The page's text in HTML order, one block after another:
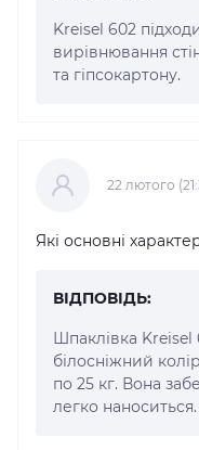
Kreisel 602
вирівнювання
та гіпсокартону.
22 лютого
Які основні
ВІДПОВІДЬ:
Шпаклівка
білосніжний
по 25 кг. Вона
легко наноситься.